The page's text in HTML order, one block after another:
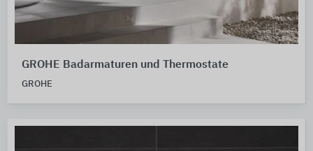
GROHE Badarmaturen und Thermostate
GROHE